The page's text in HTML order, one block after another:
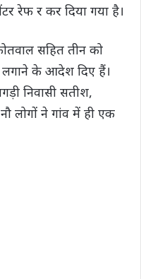
रेफ र कर दिया गया है।
सहित तीन को
लगाने के आदेश दिए हैं।
निवासी सतीश,
लोगों ने गांव में ही एक